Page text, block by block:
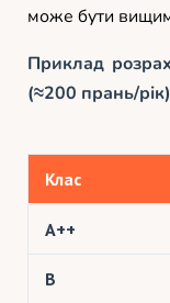
може бути
Приклад
(≈200 прань/
Клас
A++
B